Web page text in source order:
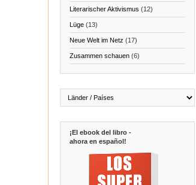
Literarischer Aktivismus (12)
Lüge(13)
Neue Welt im Netz (17)
Zusammen schauen(6)
¡El ebook del libro -
ahora en español!